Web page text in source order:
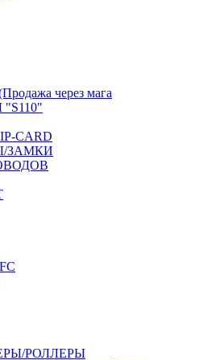
через мага
CARD
ЗАМКИ
РОЛЛЕРЫ